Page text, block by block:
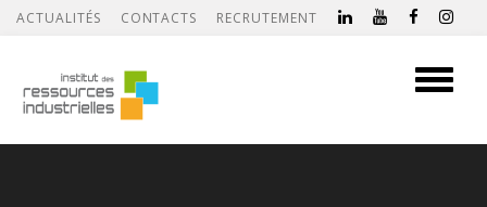
ACTUALITÉS CONTACTS RECRUTEMENT
Toggle